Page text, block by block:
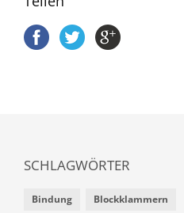
SCHLAGWÖRTER
Bindung Blockklammern